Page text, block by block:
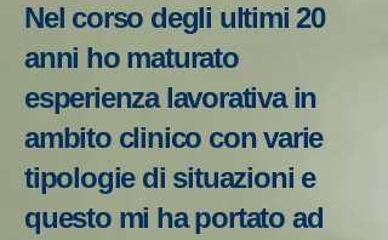
Nel corso degli ultimi 20
anni ho maturato
esperienza lavorativa in
ambito clinico con varie
tipologie di situazioni e
questo mi ha portato ad